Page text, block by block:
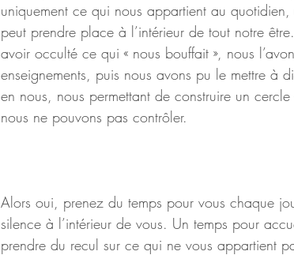
uniquement ce qui nous appartient au
peut prendre place à l’intérieur de tout notre
avoir occulté ce qui « nous bouffait », nous
enseignements, puis nous avons pu le mettre à
en nous, nous permettant de construire un
nous ne pouvons pas contrôler.
Alors oui, prenez du temps pour vous chaque
silence à l’intérieur de vous. Un temps pour
prendre du recul sur ce qui ne vous appartient